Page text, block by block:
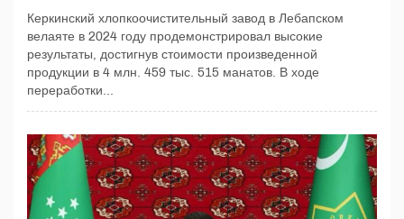
Керкинский хлопкоочистительный завод в Лебапском
велаяте в 2024 году продемонстрировал высокие
результаты, достигнув стоимости произведенной
продукции в 4 млн. 459 тыс. 515 манатов. В ходе
переработки...